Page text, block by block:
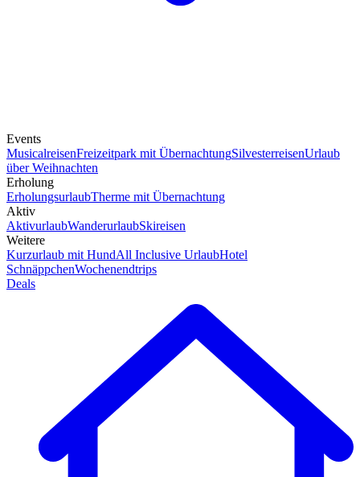
Events
MusicalreisenFreizeitpark mit ÜbernachtungSilvesterreisenUrlaub
über Weihnachten
Erholung
ErholungsurlaubTherme mit Übernachtung
Aktiv
AktivurlaubWanderurlaubSkireisen
Weitere
Kurzurlaub mit HundAll Inclusive UrlaubHotel
SchnäppchenWochenendtrips
Deals